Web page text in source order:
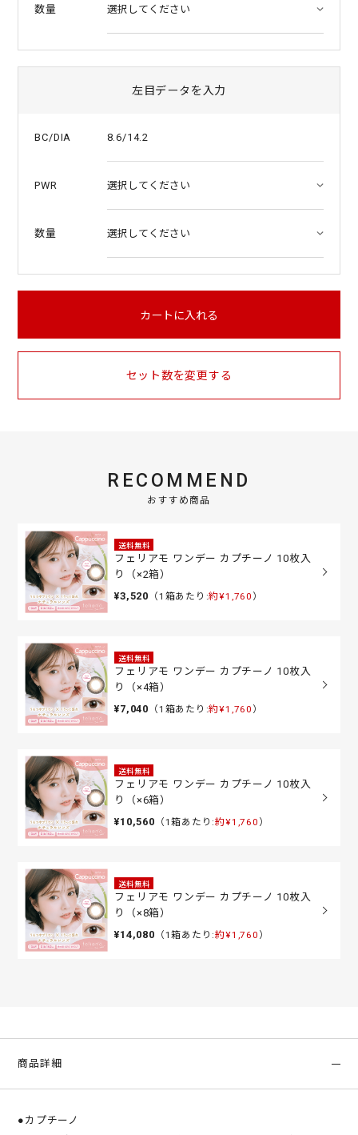
数量
左目データを入力
BC/DIA 8.6/14.2
PWR
数量
カートに入れる
セット数を変更する
RECOMMEND
おすすめ商品
送料無料
フェリアモ ワンデー カプチーノ 10枚入
り（×2箱）
¥3,520 （1箱あたり:約¥1,760 ）
送料無料
フェリアモ ワンデー カプチーノ 10枚入
り（×4箱）
¥7,040 （1箱あたり:約¥1,760 ）
送料無料
フェリアモ ワンデー カプチーノ 10枚入
り（×6箱）
¥10,560 （1箱あたり:約¥1,760 ）
送料無料
フェリアモ ワンデー カプチーノ 10枚入
り（×8箱）
¥14,080 （1箱あたり:約¥1,760 ）
商品詳細
●カプチーノ